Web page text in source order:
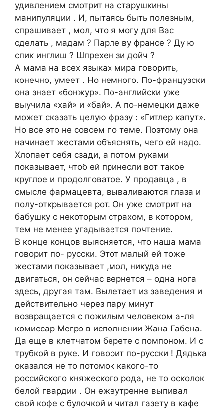
удивлением смотрит на старушкины
манипуляции . И, пытаясь быть полезным,
спрашивает , мол, что я могу для Вас
сделать , мадам ? Парле ву франсе ? Ду ю
спик инглиш ? Шпрехен зи дойч ?
А мама на всех языках мира говорить,
конечно, умеет . Но немного. По-французски
она знает «бонжур». По-английски уже
выучила «хай» и «бай». А по-немецки даже
может сказать целую фразу : «Гитлер капут».
Но все это не совсем по теме. Поэтому она
начинает жестами объяснять, чего ей надо.
Хлопает себя сзади, а потом руками
показывает, чтоб ей принесли вот такое
круглое и продолговатое. У продавца , в
смысле фармацевта, вываливаются глаза и
полу-открывается рот. Он уже смотрит на
бабушку с некоторым страхом, в котором,
тем не менее угадывается почтение.
В конце концов выясняется, что наша мама
говорит по- русски. Этот малый ей тоже
жестами показывает ,мол, никуда не
двигаться, он сейчас вернется – одна нога
здесь, другая там. Вылетает из заведения и
действительно через пару минут
возвращается с пожилым человеком а-ля
комиссар Мегрэ в исполнении Жана Габена.
Да еще в клетчатом берете с помпоном. И с
трубкой в руке. И говорит по-русски ! Дядька
оказался не то потомок какого-то
российского княжеского рода, не то осколок
белой гвардии . Он ежеутренне выпивал
свой кофе с булочкой и читал газету в кафе